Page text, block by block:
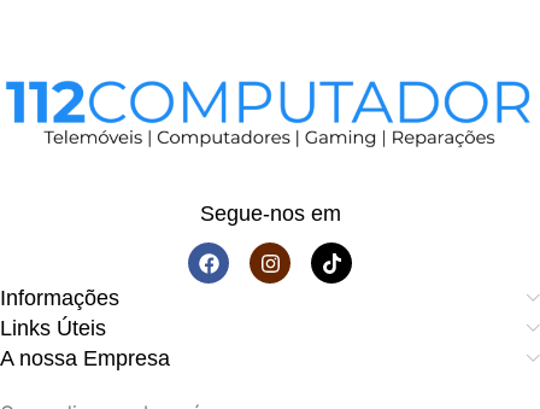
Segue-nos em
Informações
Links Úteis
A nossa Empresa